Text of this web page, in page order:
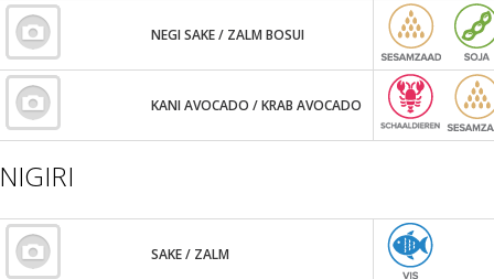
NEGI SAKE / ZALM BOSUI
KANI AVOCADO / KRAB AVOCADO
NIGIRI
SAKE / ZALM